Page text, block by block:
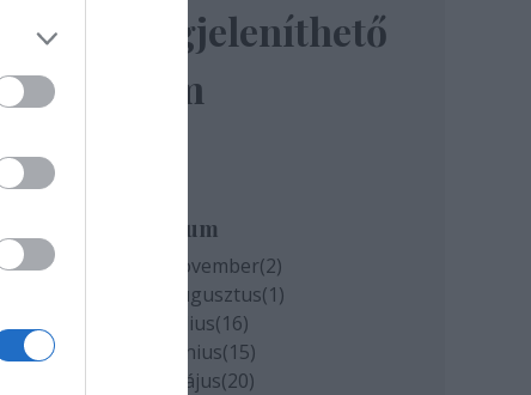
megjeleníthető
elem
Archívum
2020 november(2)
2020 augusztus(1)
2020 július(16)
2020 június(15)
2020 május(20)